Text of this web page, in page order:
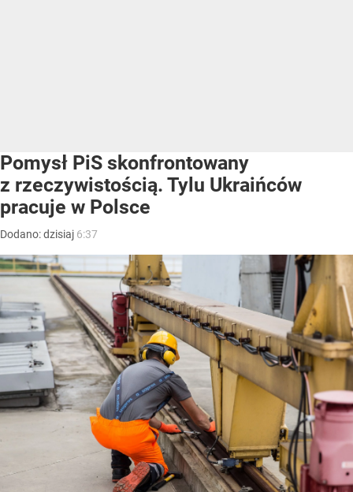
Pomysł PiS skonfrontowany
z rzeczywistością. Tylu Ukraińców
pracuje w Polsce
Dodano:dzisiaj 6:37